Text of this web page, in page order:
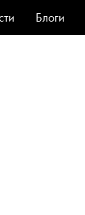
Блоги
Стиль